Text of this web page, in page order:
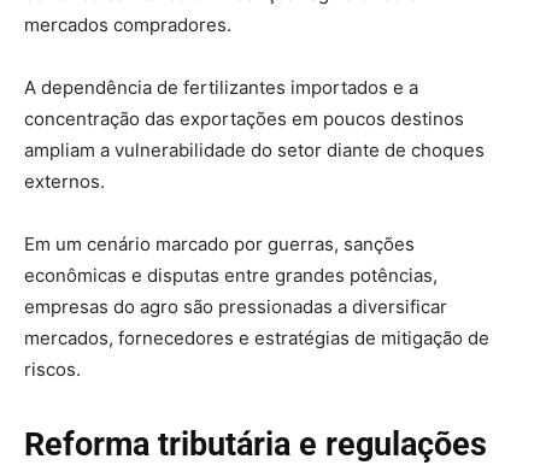
mercados compradores.
A dependência de fertilizantes importados e a
concentração das exportações em poucos destinos
ampliam a vulnerabilidade do setor diante de choques
externos.
Em um cenário marcado por guerras, sanções
econômicas e disputas entre grandes potências,
empresas do agro são pressionadas a diversificar
mercados, fornecedores e estratégias de mitigação de
riscos.
Reforma tributária e regulações